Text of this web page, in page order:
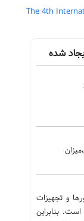
The 4th
و تجهیزات
بنابراین